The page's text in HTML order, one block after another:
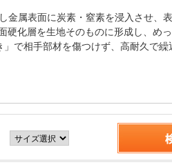
金属表面に炭素・窒素を浸入させ、
化層を生地そのものに形成し、め
で相手部材を傷つけず、高耐久で繰